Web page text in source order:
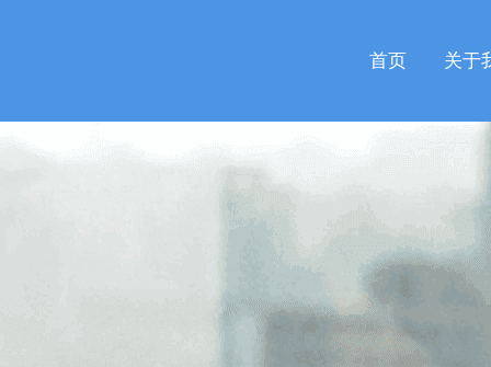
首页 关于